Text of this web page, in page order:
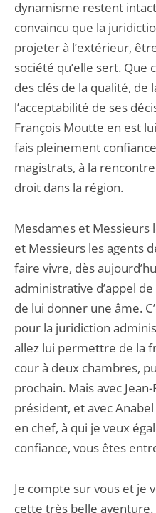
dynamisme restent
convaincu que la
projeter à l’extérieur,
société qu’elle sert. Que
des clés de la qualité, de
l’acceptabilité de ses
François Moutte en est
fais pleinement
magistrats, à la
droit dans la région.
Mesdames et Messieurs
et Messieurs les agents
faire vivre, dès
administrative d’appel
de lui donner une âme.
pour la juridiction
allez lui permettre de la
cour à deux chambres,
prochain. Mais avec
président, et avec
en chef, à qui je veux
confiance, vous êtes
Je compte sur vous et je
cette très belle aventure.